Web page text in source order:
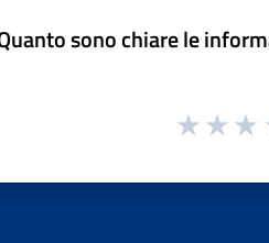
sono chiare le